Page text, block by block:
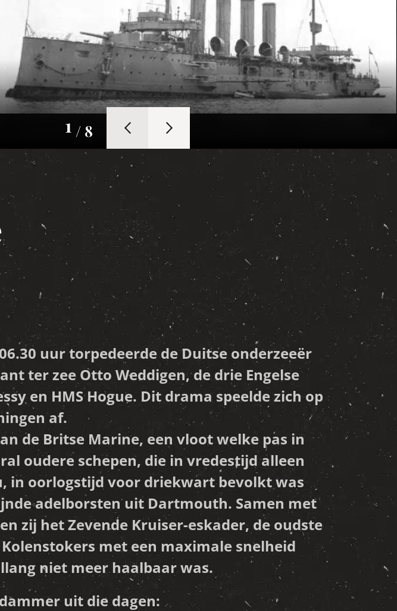
1 / 8
uur torpedeerde de Duitse onderzeeër
ter zee Otto Weddigen, de drie Engelse
en HMS Hogue. Dit drama speelde zich op
af.
de Britse Marine, een vloot welke pas in
oudere schepen, die in vredestijd alleen
in oorlogstijd voor driekwart bevolkt was
adelborsten uit Dartmouth. Samen met
zij het Zevende Kruiser-eskader, de oudste
met een maximale snelheid
niet meer haalbaar was.
uit die dagen: